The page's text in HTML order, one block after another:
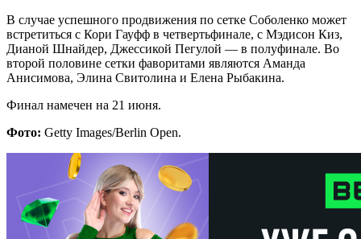
В случае успешного продвижения по сетке Соболенко может
встретиться с Кори Гауфф в четвертьфинале, с Мэдисон Киз,
Дианой Шнайдер, Джессикой Пегулой — в полуфинале. Во
второй половине сетки фаворитами являются Аманда
Анисимова, Элина Свитолина и Елена Рыбакина.
Финал намечен на 21 июня.
Фото: Getty Images/Berlin Open.